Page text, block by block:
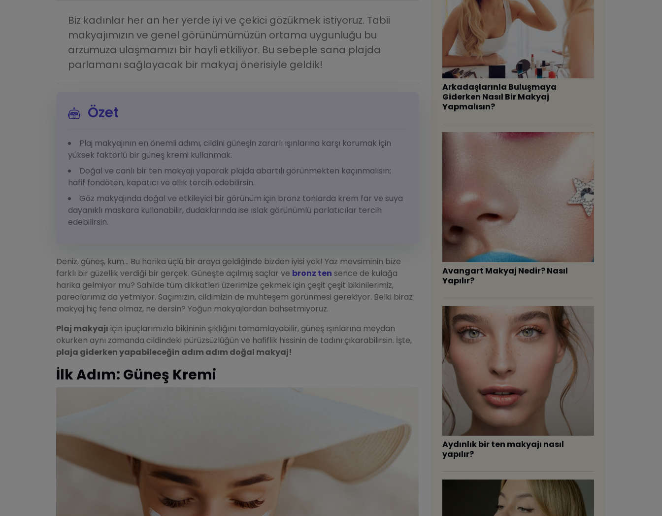
Biz kadınlar her an her yerde iyi ve çekici gözükmek istiyoruz. Tabii
makyajımızın ve genel görünümümüzün ortama uygunluğu bu
arzumuza ulaşmamızı bir hayli etkiliyor. Bu sebeple sana plajda
parlamanı sağlayacak bir makyaj önerisiyle geldik!
Özet
Plaj makyajının en önemli adımı, cildini güneşin zararlı ışınlarına karşı korumak için
yüksek faktörlü bir güneş kremi kullanmak.
Doğal ve canlı bir ten makyajı yaparak plajda abartılı görünmekten kaçınmalısın;
hafif fondöten, kapatıcı ve allık tercih edebilirsin.
Göz makyajında doğal ve etkileyici bir görünüm için bronz tonlarda krem far ve suya
dayanıklı maskara kullanabilir, dudaklarında ise ıslak görünümlü parlatıcılar tercih
edebilirsin.
Deniz, güneş, kum... Bu harika üçlü bir araya geldiğinde bizden iyisi yok! Yaz mevsiminin bize
farklı bir güzellik verdiği bir gerçek. Güneşte açılmış saçlar ve bronz ten sence de kulağa
harika gelmiyor mu? Sahilde tüm dikkatleri üzerimize çekmek için çeşit çeşit bikinilerimiz,
pareolarımız da yetmiyor. Saçımızın, cildimizin de muhteşem görünmesi gerekiyor. Belki biraz
makyaj hiç fena olmaz, ne dersin? Yoğun makyajlardan bahsetmiyoruz.
Plaj makyajı için ipuçlarımızla bikininin şıklığını tamamlayabilir, güneş ışınlarına meydan
okurken aynı zamanda cildindeki pürüzsüzlüğün ve hafiflik hissinin de tadını çıkarabilirsin. İşte,
plaja giderken yapabileceğin adım adım doğal makyaj!
İlk Adım: Güneş Kremi
Arkadaşlarınla Buluşmaya
Giderken Nasıl Bir Makyaj
Yapmalısın?
Avangart Makyaj Nedir? Nasıl
Yapılır?
Aydınlık bir ten makyajı nasıl
yapılır?